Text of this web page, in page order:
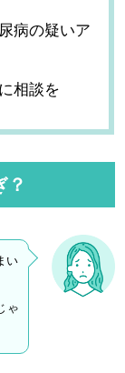
病の疑いア
相談を
？
い
ゃ